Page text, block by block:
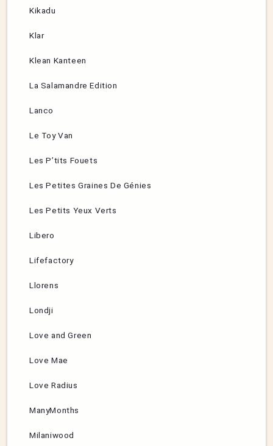
Kikadu
Klar
Klean Kanteen
La Salamandre Edition
Lanco
Le Toy Van
Les P’tits Fouets
Les Petites Graines De Génies
Les Petits Yeux Verts
Libero
Lifefactory
Llorens
Londji
Love and Green
Love Mae
Love Radius
ManyMonths
Milaniwood